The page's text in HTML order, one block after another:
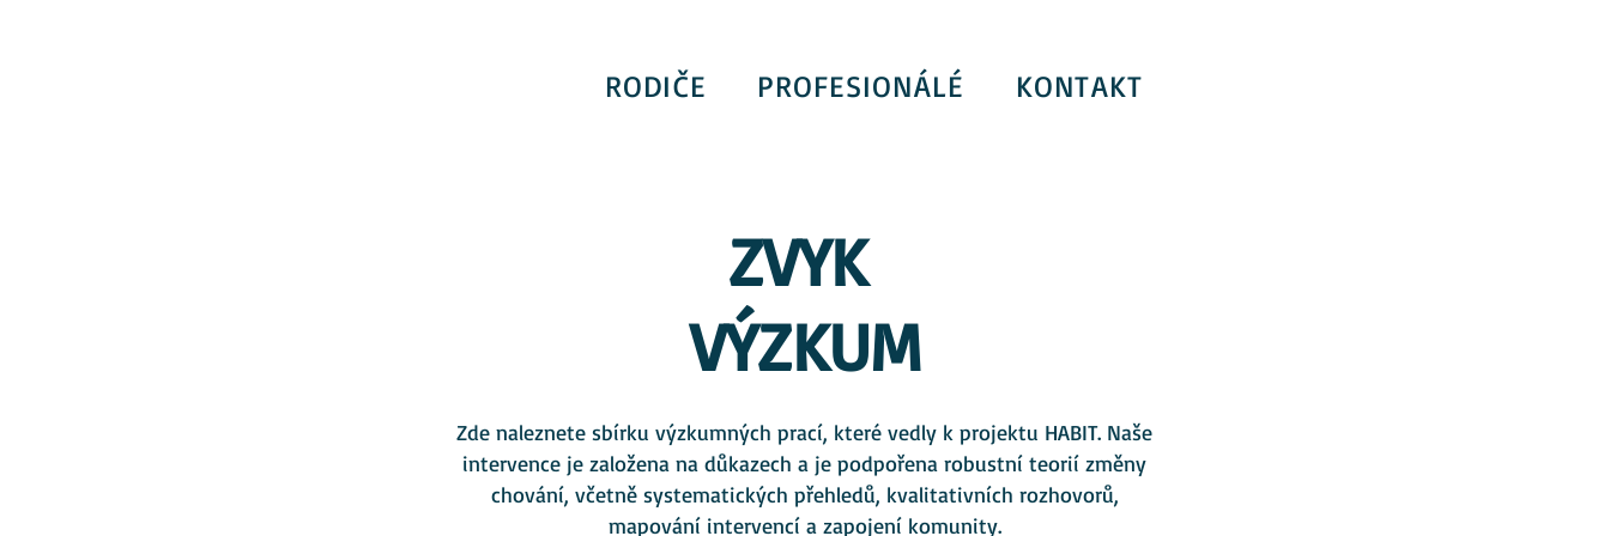
RODIČE PROFESIONÁLÉ KONTAKT
ZVYK
VÝZKUM
Zde naleznete sbírku výzkumných prací, které vedly k projektu HABIT. Naše
intervence je založena na důkazech a je podpořena robustní teorií změny
chování, včetně systematických přehledů, kvalitativních rozhovorů,
mapování intervencí a zapojení komunity.